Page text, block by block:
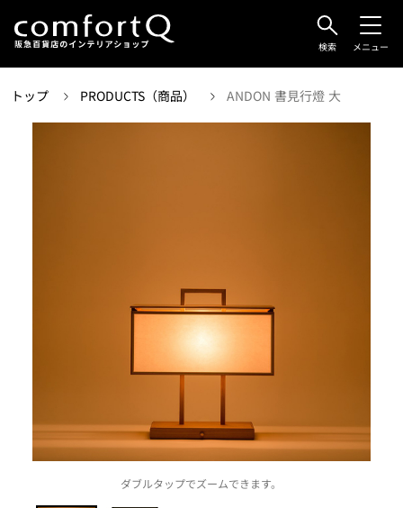
検索 メニュー
トップ PRODUCTS（商品） ANDON 書見行燈 大
ダブルタップでズームできます。